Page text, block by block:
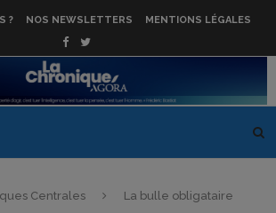
? NOS NEWSLETTERS MENTIONS LÉGALES
Centrales
La bulle obligataire